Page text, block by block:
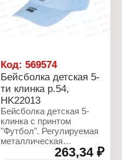
Состав: 100% хлопок
Застежка: регулируемая,
с пряжкой
Код:569574
Бейсболка детская 5-
ти клинка р.54,
НK22013
Бейсболка детская 5-
клинка с принтом
"Футбол". Регулируемая
металлическая
263,34 ₽